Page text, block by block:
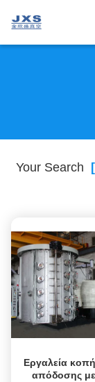
Your Search
Εργαλεία
απόδοσης